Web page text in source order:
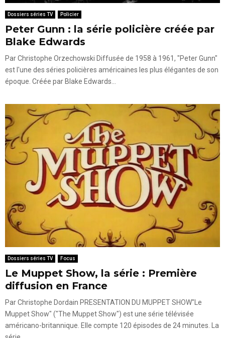
Dossiers séries TV Policier
Peter Gunn : la série policière créée par
Blake Edwards
Par Christophe Orzechowski Diffusée de 1958 à 1961, "Peter Gunn"
est l'une des séries policières américaines les plus élégantes de son
époque. Créée par Blake Edwards...
Dossiers séries TV Focus
Le Muppet Show, la série : Première
diffusion en France
Par Christophe Dordain PRESENTATION DU MUPPET SHOW"Le
Muppet Show" ("The Muppet Show") est une série télévisée
américano-britannique. Elle compte 120 épisodes de 24 minutes. La